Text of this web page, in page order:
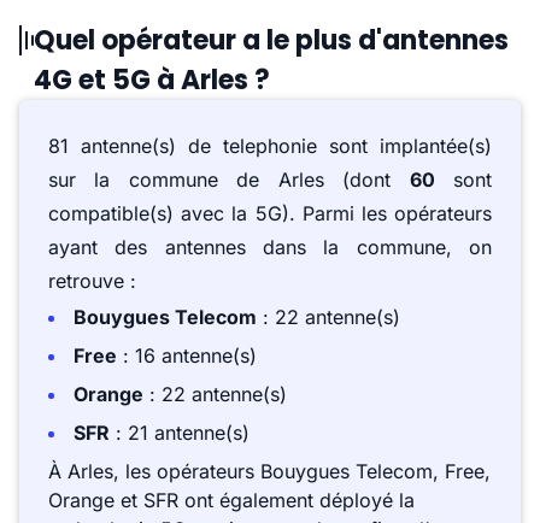
Quel opérateur a le plus d'antennes
4G et 5G à Arles ?
81 antenne(s) de telephonie sont implantée(s)
sur la commune de Arles (dont 60 sont
compatible(s) avec la 5G). Parmi les opérateurs
ayant des antennes dans la commune, on
retrouve :
Bouygues Telecom : 22 antenne(s)
Free : 16 antenne(s)
Orange : 22 antenne(s)
SFR : 21 antenne(s)
À Arles, les opérateurs Bouygues Telecom, Free,
Orange et SFR ont également déployé la